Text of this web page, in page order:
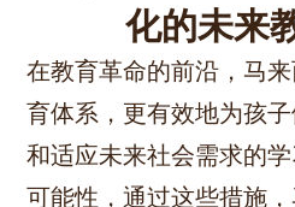
化的未来
在教育革命的前沿，马
育体系，更有效地为孩
和适应未来社会需求的
可能性，通过这些措施